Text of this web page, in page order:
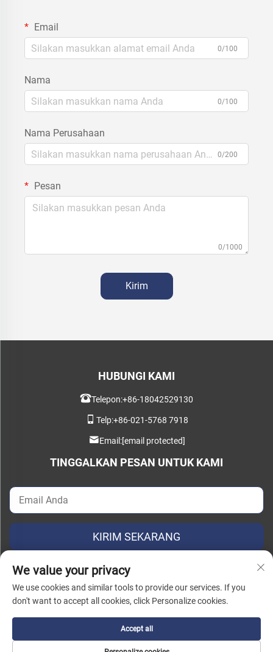
Email
0/100
Nama
0/100
Nama Perusahaan
0/200
Pesan
0/1000
Kirim
HUBUNGI KAMI
Telepon:+86-18042529130
Telp:+86-021-5768 7918
Email:[email protected]
TINGGALKAN PESAN UNTUK KAMI
KIRIM SEKARANG
(Shanghai) Co., Ltd. Semua hak dilindungi. |
We value your privacy
We use cookies and similar tools to provide our services. If you
don't want to accept all cookies, click Personalize cookies.
Accept all